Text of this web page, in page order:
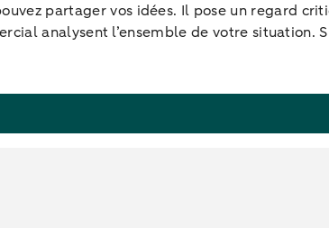
partager vos idées. Il pose un regard
analysent l’ensemble de votre situation.